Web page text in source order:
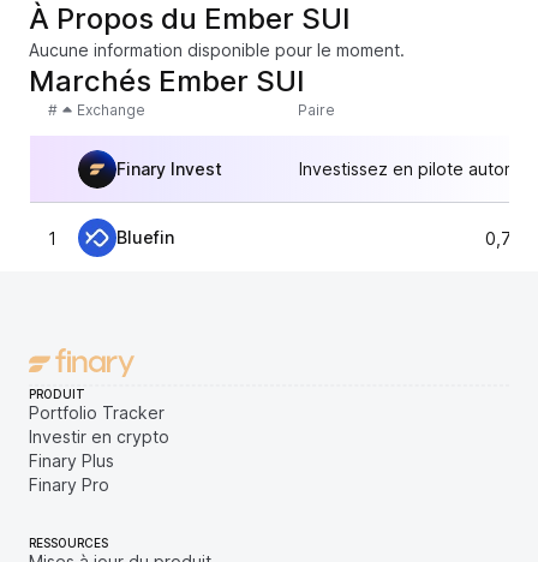
À Propos du Ember SUI
Aucune information disponible pour le moment.
Marchés Ember SUI
# Exchange Paire
Finary Invest Investissez en pilote
1 Bluefin
PRODUIT
Portfolio Tracker
Investir en crypto
Finary Plus
Finary Pro
RESSOURCES